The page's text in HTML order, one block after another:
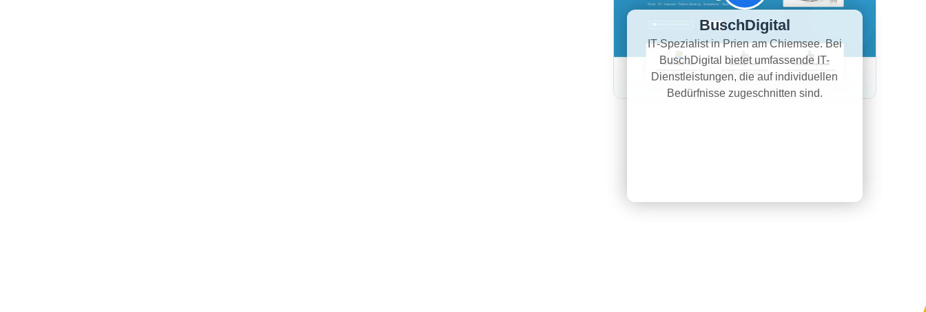
BuschDigital
IT-Spezialist in Prien am Chiemsee. Bei
BuschDigital bietet umfassende IT-
Dienstleistungen, die auf individuellen
Bedürfnisse zugeschnitten sind.